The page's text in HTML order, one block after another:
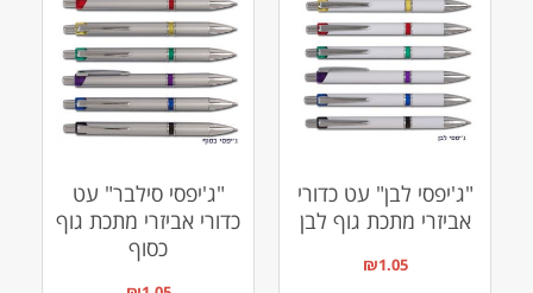
"ג'יפסי לבן" עט כדורי
אביזרי מתכת גוף לבן
₪1.05
"ג'יפסי סילבר" עט
כדורי אביזרי מתכת גוף
כסוף